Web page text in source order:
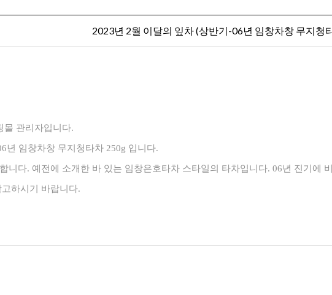
2023년 2월 이달의 잎차 (상반기-06년 임창차창 무지청
몰 관리자입니다.
년 임창차창 무지청타차 250g 입니다.
니다. 예전에 소개한 바 있는 임창은호타차 스타일의 타차입니다. 06년 진기에
하시기 바랍니다.